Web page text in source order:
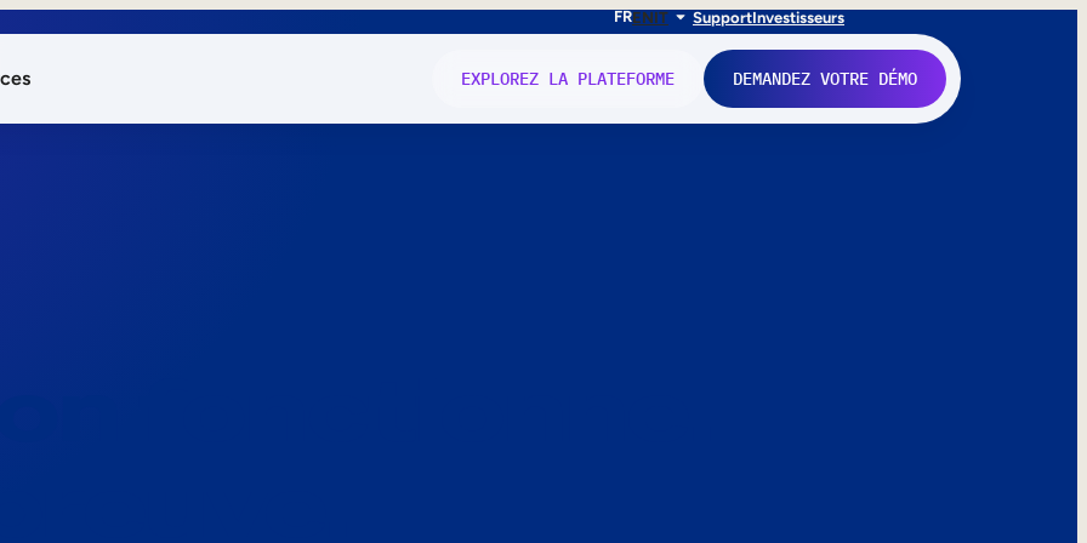
FRENIT SupportInvestisseurs
EXPLOREZ LA PLATEFORME DEMANDEZ VOTRE DÉMO